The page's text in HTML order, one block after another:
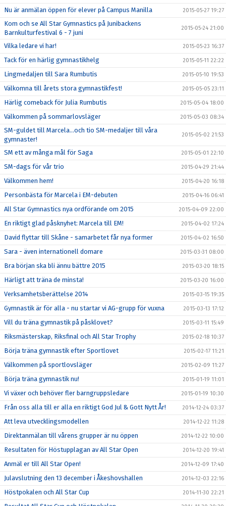
Nu är anmälan öppen för elever på Campus Manilla 2015-05-27 19:27
Kom och se All Star Gymnastics på Junibackens
Barnkulturfestival 6 - 7 juni
2015-05-24 21:00
Vilka ledare vi har! 2015-05-23 16:37
Tack för en härlig gymnastikhelg 2015-05-11 22:22
Lingmedaljen till Sara Rumbutis 2015-05-10 19:53
Välkomna till årets stora gymnastikfest! 2015-05-05 23:11
Härlig comeback för Julia Rumbutis 2015-05-04 18:00
Välkommen på sommarlovsläger 2015-05-03 08:34
SM-guldet till Marcela...och tio SM-medaljer till våra
gymnaster!
2015-05-02 21:53
SM ett av många mål för Saga 2015-05-01 22:10
SM-dags för vår trio 2015-04-29 21:44
Välkommen hem! 2015-04-20 16:18
Personbästa för Marcela i EM-debuten 2015-04-16 06:41
All Star Gymnastics nya ordförande om 2015 2015-04-09 22:00
En riktigt glad påsknyhet: Marcela till EM! 2015-04-02 17:24
David flyttar till Skåne - samarbetet får nya former 2015-04-02 16:50
Sara - även internationell domare 2015-03-31 08:00
Bra början ska bli ännu bättre 2015 2015-03-20 18:15
Härligt att träna de minsta! 2015-03-20 16:00
Verksamhetsberättelse 2014 2015-03-15 19:35
Gymnastik är för alla - nu startar vi AG-grupp för vuxna 2015-03-13 17:12
Vill du träna gymnastik på påsklovet? 2015-03-11 15:49
Riksmästerskap, Riksfinal och All Star Trophy 2015-02-18 10:37
Börja träna gymnastik efter Sportlovet 2015-02-17 11:21
Välkommen på sportlovsläger 2015-02-09 11:27
Börja träna gymnastik nu! 2015-01-19 11:01
Vi växer och behöver fler barngruppsledare 2015-01-19 10:30
Från oss alla till er alla en riktigt God Jul & Gott Nytt År! 2014-12-24 03:37
Att leva utvecklingsmodellen 2014-12-22 11:28
Direktanmälan till vårens grupper är nu öppen 2014-12-22 10:00
Resultaten för Höstupplagan av All Star Open 2014-12-20 19:41
Anmäl er till All Star Open! 2014-12-09 17:40
Julavslutning den 13 december i Åkeshovshallen 2014-12-03 22:16
Höstpokalen och All Star Cup 2014-11-30 22:21